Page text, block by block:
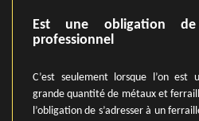
Est une obligation
professionnel
C’est seulement lorsque l’on est
grande quantité de métaux et
l’obligation de s’adresser à un